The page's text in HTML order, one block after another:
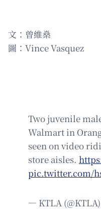
文：曾維燊
圖：Vince Vasquez
Two juvenile
Walmart in
seen on video
store aisles.
pic.twitter.com/
— KTLA (@KTLA)